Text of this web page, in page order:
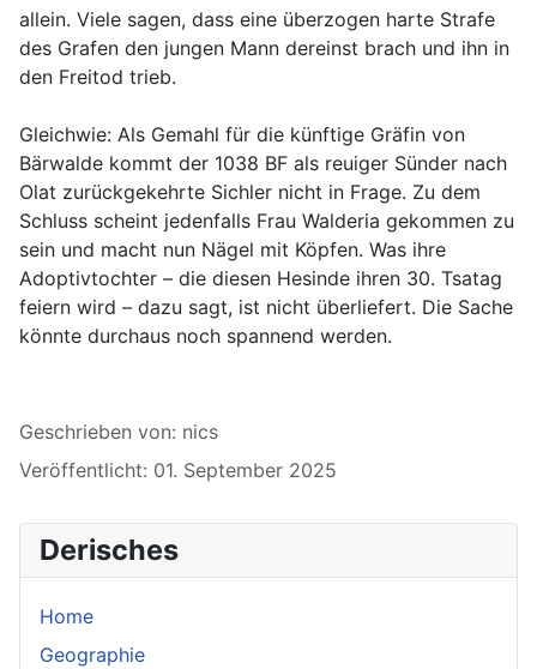
Derisches
Home
Geographie
allein. Viele sagen, dass eine überzogen harte Strafe
des Grafen den jungen Mann dereinst brach und ihn in
den Freitod trieb.
Gleichwie: Als Gemahl für die künftige Gräfin von
Bärwalde kommt der 1038 BF als reuiger Sünder nach
Olat zurückgekehrte Sichler nicht in Frage. Zu dem
Schluss scheint jedenfalls Frau Walderia gekommen zu
sein und macht nun Nägel mit Köpfen. Was ihre
Adoptivtochter – die diesen Hesinde ihren 30. Tsatag
feiern wird – dazu sagt, ist nicht überliefert. Die Sache
könnte durchaus noch spannend werden.
Details
Geschrieben von: nics
Veröffentlicht: 01. September 2025